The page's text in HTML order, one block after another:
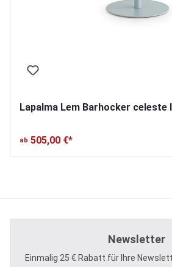
Lapalma Lem Barhocker celeste
ab 505,00 €*
Newsletter
Einmalig 25 € Rabatt für Ihre